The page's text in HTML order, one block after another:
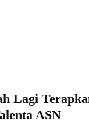
Lagi
ASN